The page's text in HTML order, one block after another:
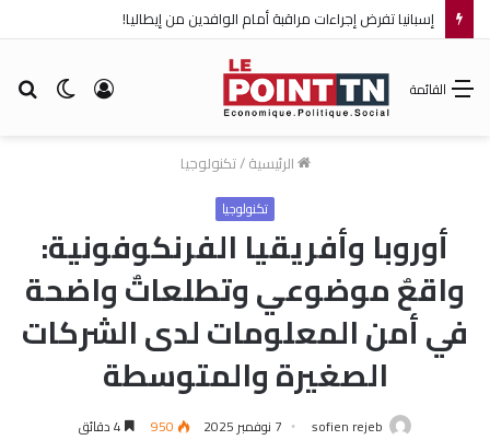
إسبانيا تفرض إجراءات مراقبة أمام الوافدين من إيطاليا!
الوضع تسجيل
القائمة
الرئيسية/تكنولوجيا
تكنولوجيا
أوروبا وأفريقيا الفرنكوفونية:
واقعٌ موضوعي وتطلعاتٌ واضحة
في أمن المعلومات لدى الشركات
الصغيرة والمتوسطة
sofien rejeb 7 نوفمبر 2025 950